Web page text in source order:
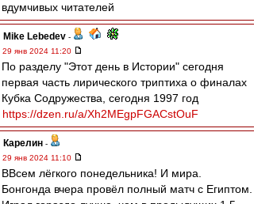
вдумчивых читателей
Mike Lebedev -
29 янв 2024 11:20
По разделу "Этот день в Истории" сегодня
первая часть лирического триптиха о финалах
Кубка Содружества, сегодня 1997 год
https://dzen.ru/a/Xh2MEgpFGACstOuF
Карелин -
29 янв 2024 11:10
ВВсем лёгкого понедельника! И мира.
Бонгонда вчера провёл полный матч с Египтом.